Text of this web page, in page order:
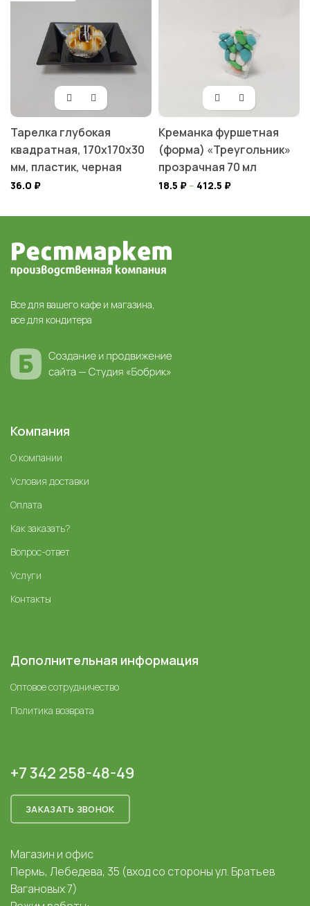
Тарелка глубокая
квадратная, 170х170х30
мм, пластик, черная
36.0 ₽
Креманка фуршетная
(форма) «Треугольник»
прозрачная 70 мл
18.5 ₽– 412.5 ₽
Все для вашего кафе и магазина,
все для кондитера
Компания
О компании
Условия доставки
Оплата
Как заказать?
Вопрос-ответ
Услуги
Контакты
Дополнительная информация
Оптовое сотрудничество
Политика возврата
+7 342 258-48-49
ЗАКАЗАТЬ ЗВОНОК
Магазин и офис
Пермь, Лебедева, 35 (вход со стороны ул. Братьев
Вагановых 7)